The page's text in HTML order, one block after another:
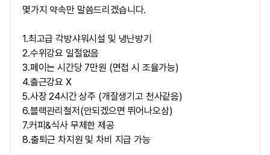
몇가지 약속만 말씀드리겠습니다.
1.최고급 각방샤워시설 및 냉난방기
2.수위강요 일절없음
3.페이는 시간당 7만원 (면접 시 조율가능)
4.출근강요 X
5.사장 24시간 상주 (개잘생기고 천사같음)
6.블랙관리철저(안되겠으면 뛰어나오삼)
7.커피&식사 무제한 제공
8.출퇴근 차지원 및 차비 지급 가능